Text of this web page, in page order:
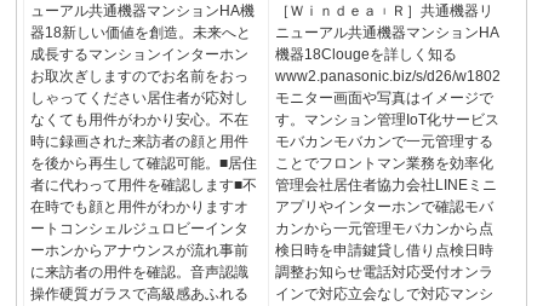
ューアル共通機器マンションHA機
器18新しい価値を創造。未来へと
成長するマンションインターホン
お取次ぎしますのでお名前をおっ
しゃってください居住者が応対し
なくても用件がわかり安心。不在
時に録画された来訪者の顔と用件
を後から再生して確認可能。■居住
者に代わって用件を確認します■不
在時でも顔と用件がわかりますオ
ートコンシェルジュロビーインタ
ーホンからアナウンスが流れ事前
に来訪者の用件を確認。音声認識
操作硬質ガラスで高級感あふれる
［Ｗｉｎｄｅａ︲Ｒ］共通機器リ
ニューアル共通機器マンションHA
機器18Clougeを詳しく知る
www2.panasonic.biz/s/d26/w1802
モニター画面や写真はイメージで
す。マンション管理IoT化サービス
モバカンモバカンで一元管理する
ことでフロントマン業務を効率化
管理会社居住者協力会社LINEミニ
アプリやインターホンで確認モバ
カンから一元管理モバカンから点
検日時を申請鍵貸し借り点検日時
調整お知らせ電話対応受付オンラ
インで対応立会なしで対応マンシ